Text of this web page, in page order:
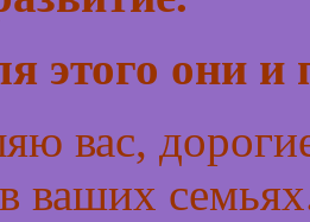
этого они
вас,
ваших